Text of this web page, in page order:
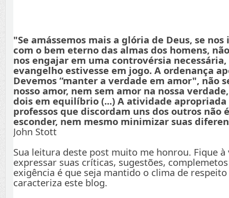
"Se amássemos mais a glória de Deus, se
com o bem eterno das almas dos homens,
nos engajar em uma controvérsia
evangelho estivesse em jogo. A ordenança
Devemos “manter a verdade em amor", não
nosso amor, nem sem amor na nossa
dois em equilíbrio (...) A atividade apropriada
professos que discordam uns dos outros não
esconder, nem mesmo minimizar suas
John Stott
Sua leitura deste post muito me honrou. Fique à
expressar suas críticas, sugestões,
exigência é que seja mantido o clima de
caracteriza este blog.